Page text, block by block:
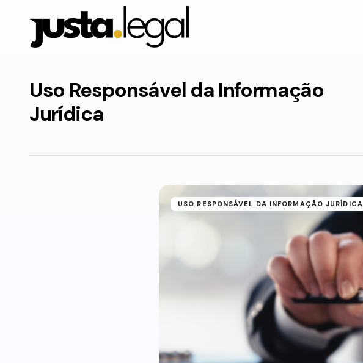
Uso Responsável da Informação
Jurídica
USO RESPONSÁVEL DA INFORMAÇÃO JURÍDICA